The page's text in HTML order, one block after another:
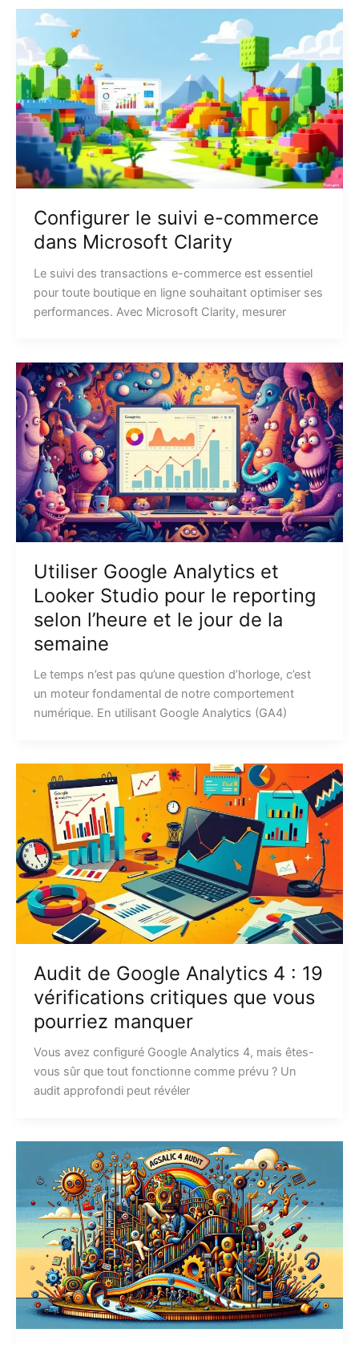
Configurer le suivi e-commerce
dans Microsoft Clarity
Le suivi des transactions e-commerce est essentiel
pour toute boutique en ligne souhaitant optimiser ses
performances. Avec Microsoft Clarity, mesurer
Utiliser Google Analytics et
Looker Studio pour le reporting
selon l’heure et le jour de la
semaine
Le temps n’est pas qu’une question d’horloge, c’est
un moteur fondamental de notre comportement
numérique. En utilisant Google Analytics (GA4)
Audit de Google Analytics 4 : 19
vérifications critiques que vous
pourriez manquer
Vous avez configuré Google Analytics 4, mais êtes-
vous sûr que tout fonctionne comme prévu ? Un
audit approfondi peut révéler